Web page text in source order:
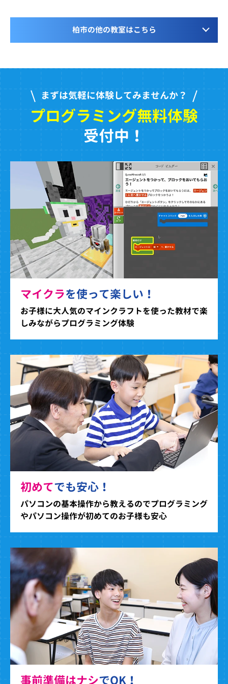
柏市の他の教室はこちら
まずは気軽に体験してみませんか？
プログラミング無料体験
受付中！
マイクラを使って楽しい！
お子様に大人気のマインクラフトを使った教材で楽
しみながらプログラミング体験
初めてでも安心！
パソコンの基本操作から教えるのでプログラミング
やパソコン操作が初めてのお子様も安心
事前準備はナシでOK！